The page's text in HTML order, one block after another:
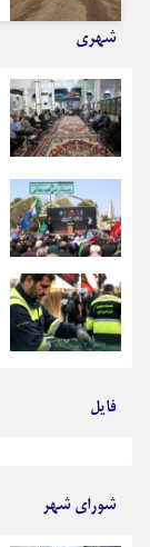
شهری
فایل
شورای شهر